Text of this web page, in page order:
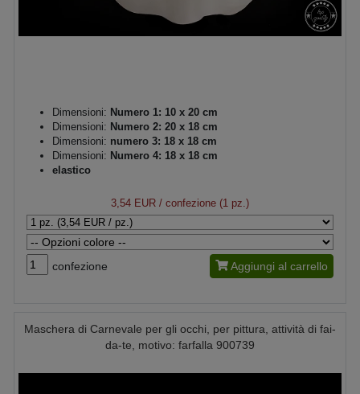
Dimensioni: Numero 1: 10 x 20 cm
Dimensioni: Numero 2: 20 x 18 cm
Dimensioni: numero 3: 18 x 18 cm
Dimensioni: Numero 4: 18 x 18 cm
elastico
3,54 EUR / confezione (1 pz.)
confezione Aggiungi al carrello
Maschera di Carnevale per gli occhi, per pittura, attività di fai-
da-te, motivo: farfalla 900739